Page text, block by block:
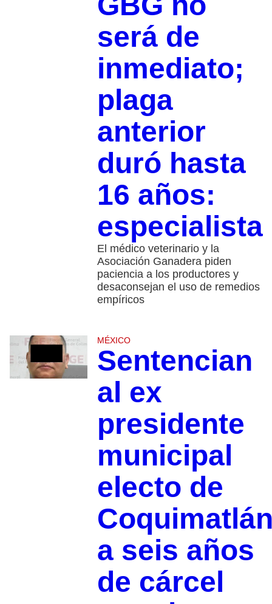
será de
inmediato;
plaga
anterior
duró hasta
16 años:
especialista
El médico veterinario y la
Asociación Ganadera piden
paciencia a los productores y
desaconsejan el uso de remedios
empíricos
MÉXICO
Sentencian
al ex
presidente
municipal
electo de
a seis años
de cárcel